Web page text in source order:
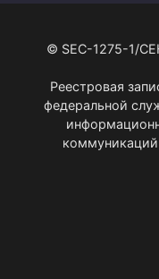
© SEC-1275-1/
Реестровая
федеральной